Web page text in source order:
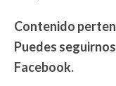
Contenido
Puedes
Facebook.